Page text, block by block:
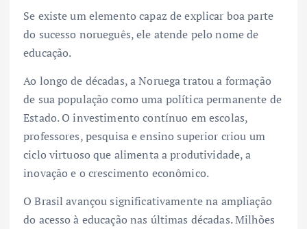
Se existe um elemento capaz de explicar boa parte
do sucesso norueguês, ele atende pelo nome de
educação.
Ao longo de décadas, a Noruega tratou a formação
de sua população como uma política permanente de
Estado. O investimento contínuo em escolas,
professores, pesquisa e ensino superior criou um
ciclo virtuoso que alimenta a produtividade, a
inovação e o crescimento econômico.
O Brasil avançou significativamente na ampliação
do acesso à educação nas últimas décadas. Milhões